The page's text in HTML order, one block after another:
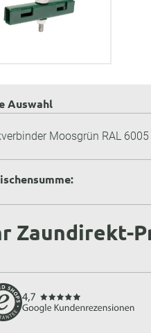
Auswahl
Moosgrün RAL
Zaundirekt-